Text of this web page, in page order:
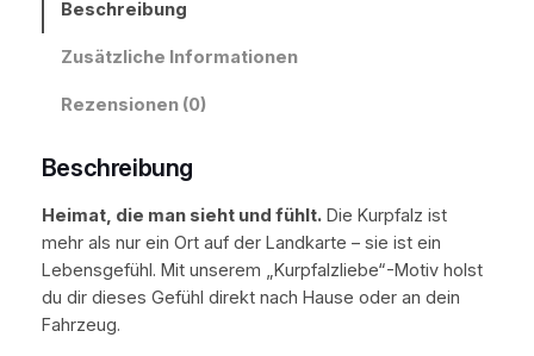
l
e
b
e
–
A
Beschreibung
Zusätzliche Informationen
Rezensionen (0)
Beschreibung
Heimat, die man sieht und fühlt.Die Kurpfalz ist
mehr als nur ein Ort auf der Landkarte – sie ist ein
Lebensgefühl. Mit unserem „Kurpfalzliebe“-Motiv holst
du dir dieses Gefühl direkt nach Hause oder an dein
Fahrzeug.